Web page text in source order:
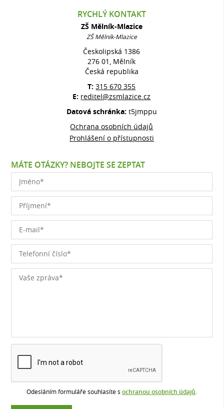
RYCHLÝ KONTAKT
ZŠ Mělník-Mlazice
ZŠ Mělník-Mlazice
Českolipská 1386
276 01, Mělník
Česká republika
T:315 670 355
E: reditel@zsmlazice.cz
Datová schránka: t5jmppu
Ochrana osobních údajů
Prohlášení o přístupnosti
MÁTE OTÁZKY? NEBOJTE SE ZEPTAT
Odesláním formuláře souhlasíte s ochranou osobních údajů